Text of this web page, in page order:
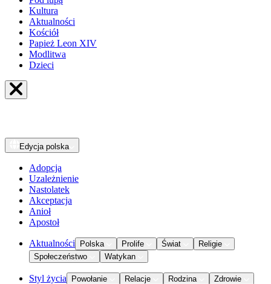
Kultura
Aktualności
Kościół
Papież Leon XIV
Modlitwa
Dzieci
Edycja polska
Adopcja
Uzależnienie
Nastolatek
Akceptacja
Anioł
Apostoł
Aktualności Polska Prolife Świat
Religie
Społeczeństwo
Watykan
Styl życia Powołanie Relacje Rodzina
Zdrowie